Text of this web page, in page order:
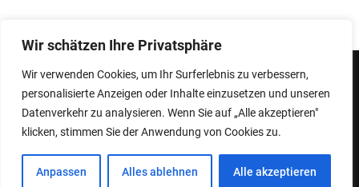
Wir schätzen Ihre Privatsphäre
Wir verwenden Cookies, um Ihr Surferlebnis zu verbessern,
personalisierte Anzeigen oder Inhalte einzusetzen und unseren
Datenverkehr zu analysieren. Wenn Sie auf „Alle akzeptieren"
klicken, stimmen Sie der Anwendung von Cookies zu.
Anpassen Alles ablehnen Alle akzeptieren
Designed & Developed by ThemeinWP Team
ImpressumDatenschutzerklärung